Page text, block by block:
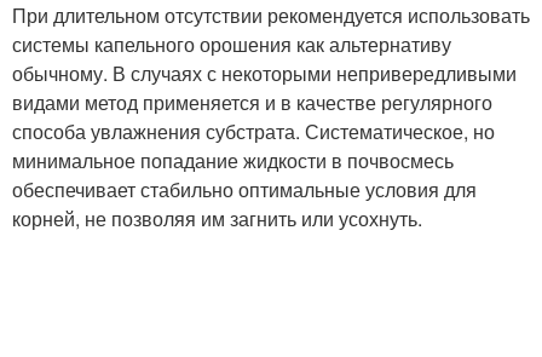
При длительном отсутствии рекомендуется использовать
системы капельного орошения как альтернативу
обычному. В случаях с некоторыми непривередливыми
видами метод применяется и в качестве регулярного
способа увлажнения субстрата. Систематическое, но
минимальное попадание жидкости в почвосмесь
обеспечивает стабильно оптимальные условия для
корней, не позволяя им загнить или усохнуть.